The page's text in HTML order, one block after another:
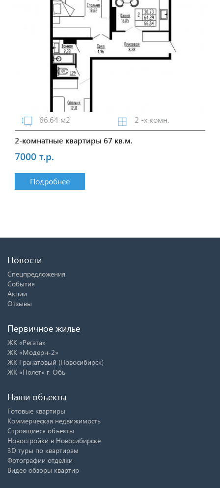
66.64 м2
2 -х комн.
2-комнатные квартиры 67 кв.м.
7000 т.р.
Подробнее
Новости
Спецпредложения
События
Акции
Отзывы
Первичное жилье
ЖК «Регата»
ЖК «Модерн-2»
ЖК Гранатовый (Новосибирск)
ЖК «Полет» г. Обь
Наши объекты
Готовые квартиры
Коммерческая недвижимость
Строящиеся объекты
Новостройки в Новосибирске
3D туры по квартирам
Фотографии отделки
Видео обзоры квартир